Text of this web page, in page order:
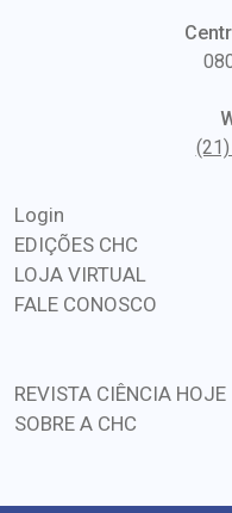
Login
EDIÇÕES CHC
LOJA VIRTUAL
FALE CONOSCO
REVISTA CIÊNCIA HOJE
SOBRE A CHC